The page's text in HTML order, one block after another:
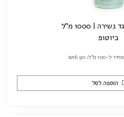
ביוטופ
מחיר ל-100 מ"ל: ₪16.90
הוספה לסל